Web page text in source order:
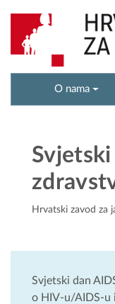
O nama
Hrvatski zavod za
Svjetski dan
o HIV-u/AIDS-u